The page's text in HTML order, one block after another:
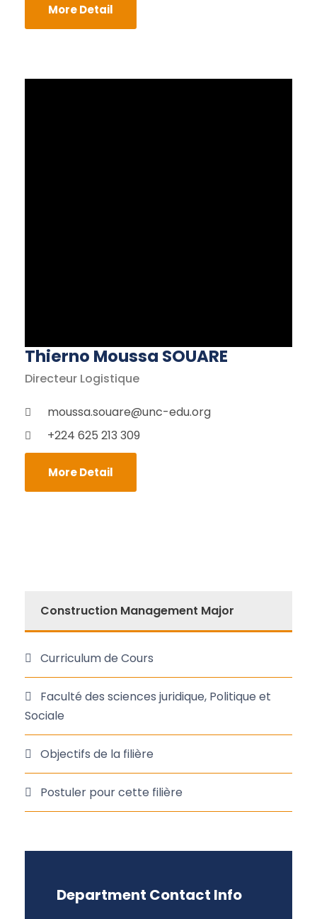
More Detail
Thierno Moussa SOUARE
Directeur Logistique
moussa.souare@unc-edu.org
+224 625 213 309
More Detail
Construction Management Major
Curriculum de Cours
Faculté des sciences juridique, Politique et
Sociale
Objectifs de la filière
Postuler pour cette filière
Department Contact Info